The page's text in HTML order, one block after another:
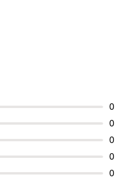
0
0
0
0
0